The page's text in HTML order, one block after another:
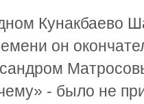
Кунакбаево
он
- было не